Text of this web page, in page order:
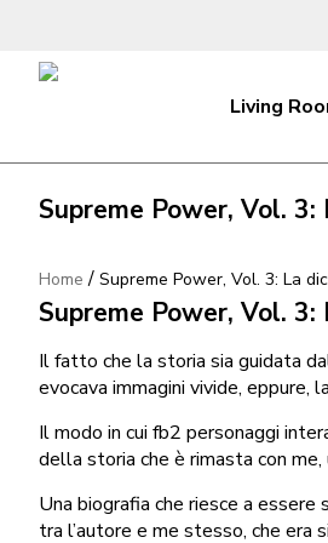
Living
Supreme Power, Vol.
Home / Supreme Power, Vol. 3: La
Supreme Power, Vol.
Il fatto che la storia sia guidata
evocava immagini vivide,
Il modo in cui fb2 personaggi
della storia che è rimasta con
Una biografia che riesce a
tra l’autore e me stesso, che